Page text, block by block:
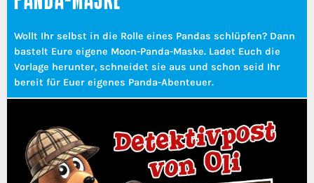
Wollt Ihr selbst in die Rolle eines Pandas schlüpfen? Dann
bastelt Eure eigene Moon-Panda-Maske. Ladet Euch die
Vorlage herunter, schneidet sie aus und schon seid Ihr
bereit für Euer eigenes Panda-Abenteuer.